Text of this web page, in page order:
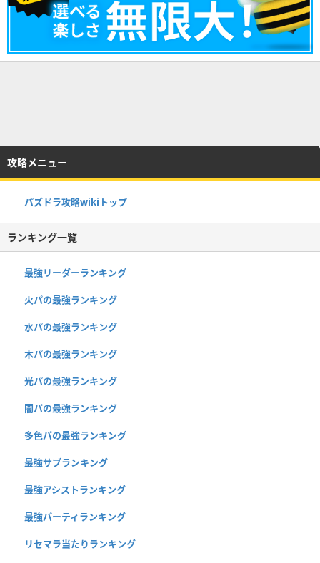
攻略メニュー
パズドラ攻略wikiトップ
ランキング一覧
最強リーダーランキング
火パの最強ランキング
水パの最強ランキング
木パの最強ランキング
光パの最強ランキング
闇パの最強ランキング
多色パの最強ランキング
最強サブランキング
最強アシストランキング
最強パーティランキング
リセマラ当たりランキング